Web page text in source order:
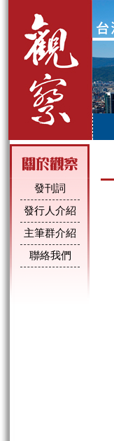
發刊詞
發行人介紹
主筆群介紹
聯絡我們